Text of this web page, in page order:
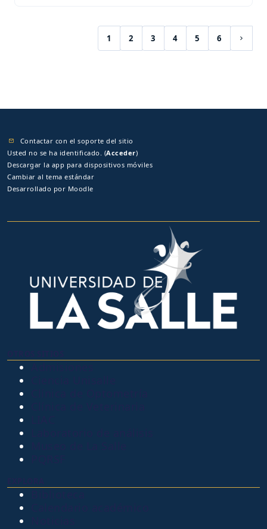
1
(current)
2 3 4 5 6
Contactar con el soporte del sitio
Usted no se ha identificado. (Acceder)
Descargar la app para dispositivos móviles
Cambiar al tema estándar
Desarrollado por Moodle